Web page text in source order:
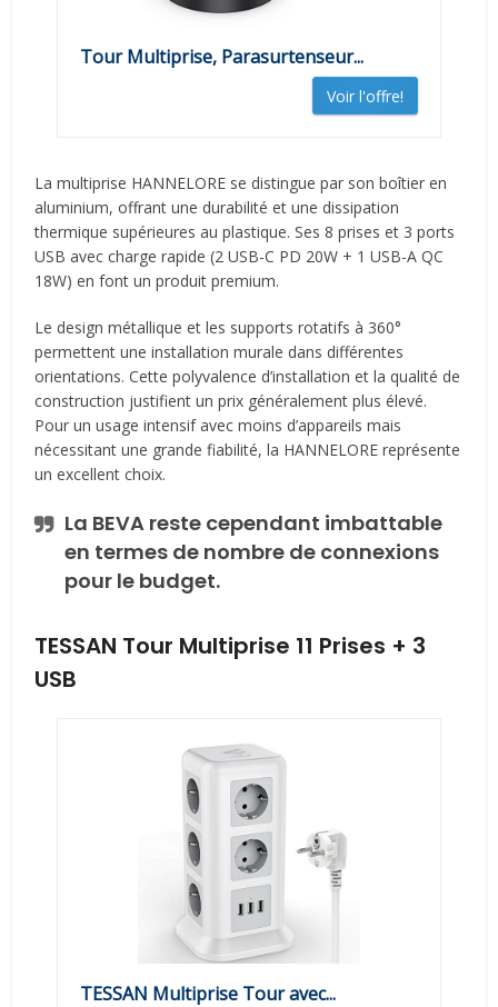
Tour Multiprise, Parasurtenseur...
Voir l'offre!
La multiprise HANNELORE se distingue par son boîtier en
aluminium, offrant une durabilité et une dissipation
thermique supérieures au plastique. Ses 8 prises et 3 ports
USB avec charge rapide (2 USB-C PD 20W + 1 USB-A QC
18W) en font un produit premium.
Le design métallique et les supports rotatifs à 360°
permettent une installation murale dans différentes
orientations. Cette polyvalence d’installation et la qualité de
construction justifient un prix généralement plus élevé.
Pour un usage intensif avec moins d’appareils mais
nécessitant une grande fiabilité, la HANNELORE représente
un excellent choix.
La BEVA reste cependant imbattable
en termes de nombre de connexions
pour le budget.
TESSAN Tour Multiprise 11 Prises + 3
USB
TESSAN Multiprise Tour avec...